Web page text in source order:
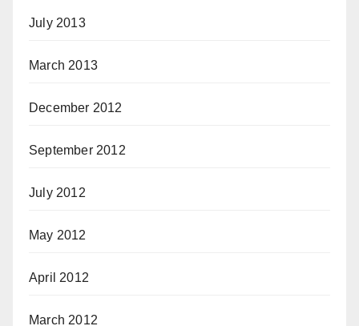
July 2013
March 2013
December 2012
September 2012
July 2012
May 2012
April 2012
March 2012